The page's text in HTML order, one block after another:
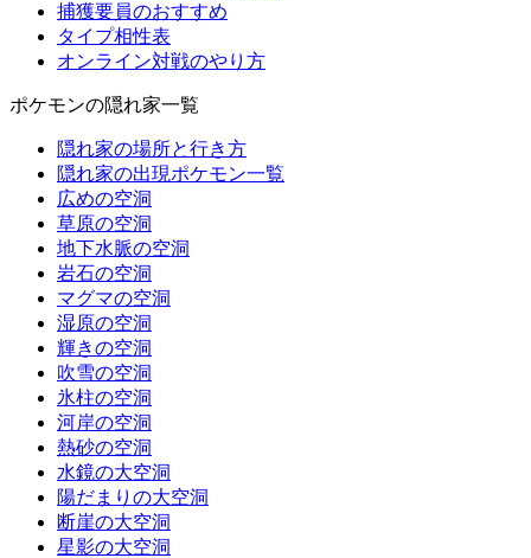
捕獲要員のおすすめ
タイプ相性表
オンライン対戦のやり方
ポケモンの隠れ家一覧
隠れ家の場所と行き方
隠れ家の出現ポケモン一覧
広めの空洞
草原の空洞
地下水脈の空洞
岩石の空洞
マグマの空洞
湿原の空洞
輝きの空洞
吹雪の空洞
氷柱の空洞
河岸の空洞
熱砂の空洞
水鏡の大空洞
陽だまりの大空洞
断崖の大空洞
星影の大空洞